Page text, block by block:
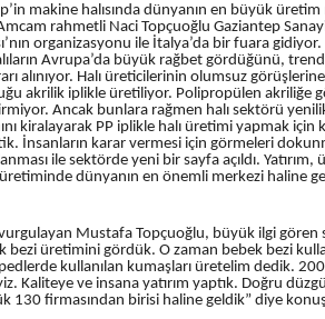
makine halısında dünyanın en büyük
rahmetli Naci Topçuoğlu Gaziantep Sanayi
organizasyonu ile İtalya’da bir fuara
Avrupa’da büyük rağbet gördüğünü,
alınıyor. Halı üreticilerinin olumsuz
akrilik iplikle üretiliyor. Polipropülen akriliğe
Ancak bunlara rağmen halı sektörü
kiralayarak PP iplikle halı üretimi yapmak için
İnsanların karar vermesi için görmeleri
ile sektörde yeni bir sayfa açıldı. Yatırım,
dünyanın en önemli merkezi haline
Mustafa Topçuoğlu, büyük ilgi gören
bezi üretimini gördük. O zaman bebek bezi
kullanılan kumaşları üretelim dedik.
ve insana yatırım yaptık. Doğru
130 firmasından birisi haline geldik” diye